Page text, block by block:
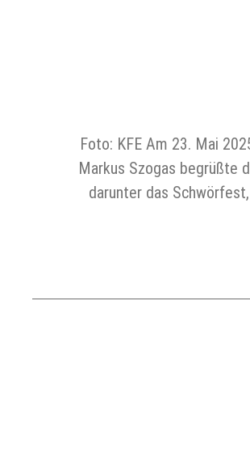
Foto: KFE Am 23. Mai
Markus Szogas begrüßte
darunter das